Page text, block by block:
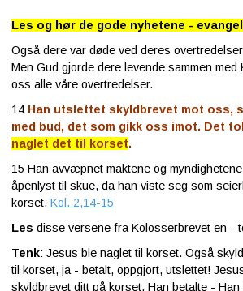
Les og hør de gode nyhetene -
Også dere var døde ved deres
Men Gud gjorde dere levende sammen med
oss alle våre overtredelser.
14 Han utslettet skyldbrevet mot oss,
med bud, det som gikk oss imot. Det
naglet det til korset.
15 Han avvæpnet maktene og
åpenlyst til skue, da han viste seg som
korset. Kol. 2,14-15
Les disse versene fra Kolosserbrevet en -
Tenk: Jesus ble naglet til korset. Også
til korset, ja - betalt, oppgjort, utslettet!
skyldbrevet ditt på korset. Han betalte -